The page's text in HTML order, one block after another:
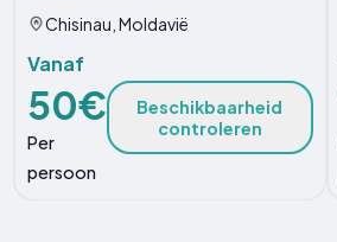
Chisinau, Moldavië
Vanaf
50€
Per
persoon
Beschikbaarheid
controleren